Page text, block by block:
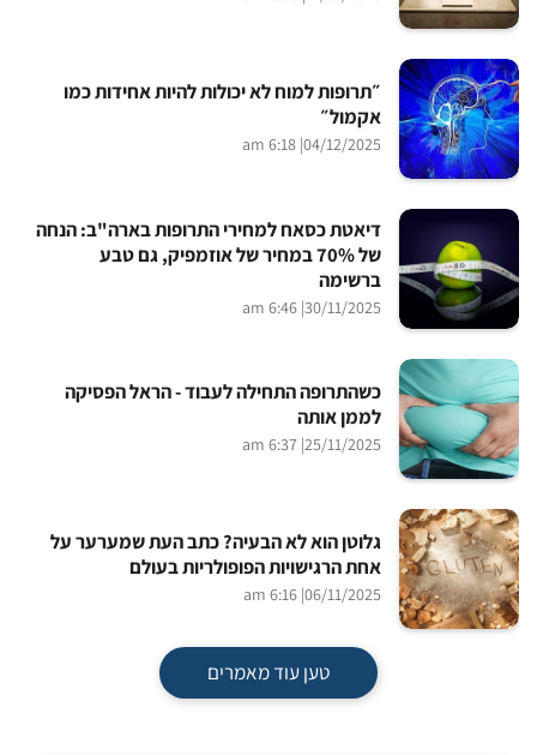
״תרופות למוח לא יכולות להיות אחידות כמו
אקמול״
04/12/2025
| 6:18 am
דיאטת כסאח למחירי התרופות בארה"ב: הנחה
של 70% במחיר של אוזמפיק, גם טבע
ברשימה
30/11/2025
| 6:46 am
כשהתרופה התחילה לעבוד - הראל הפסיקה
לממן אותה
25/11/2025
| 6:37 am
גלוטן הוא לא הבעיה? כתב העת שמערער על
אחת הרגישויות הפופולריות בעולם
06/11/2025
| 6:16 am
טען עוד מאמרים